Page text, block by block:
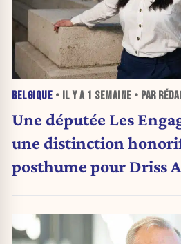
BELGIQUE • IL Y A 1 SEMAINE • PAR
Une députée Les
une distinction
posthume pour Driss